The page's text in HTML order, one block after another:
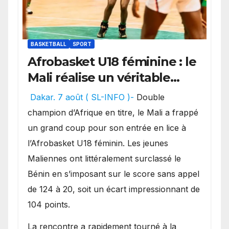
BASKETBALL SPORT
Afrobasket U18 féminine : le
Mali réalise un véritable
festival offensif et inflige
une lourde défaite au
Bénin.
Dakar. 7 août ( SL-INFO )- Double
champion d’Afrique en titre, le Mali a frappé
un grand coup pour son entrée en lice à
l’Afrobasket U18 féminin. Les jeunes
Maliennes ont littéralement surclassé le
Bénin en s’imposant sur le score sans appel
de 124 à 20, soit un écart impressionnant de
104 points.
La rencontre a rapidement tourné à la